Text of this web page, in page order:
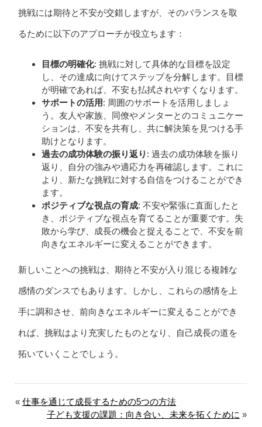
挑戦には期待と不安が交錯しますが、そのバランスを取
るために以下のアプローチが役立ちます：
目標の明確化: 挑戦に対して具体的な目標を設定
し、その達成に向けてステップを分解します。目標
が明確であれば、不安も払拭されやすくなります。
サポートの活用: 周囲のサポートを活用しましょ
う。友人や家族、同僚やメンターとのコミュニケー
ションは、不安を共有し、共に解決策を見つける手
助けとなります。
過去の成功体験の振り返り : 過去の成功体験を振り
返り、自分の強みや適応力を再確認します。これに
より、新たな挑戦に対する自信をつけることができ
ます。
ポジティブな視点の育成: 不安や緊張に直面したと
き、ポジティブな視点を育てることが重要です。失
敗から学び、成長の機会と捉えることで、不安を前
向きなエネルギーに変えることができます。
新しいことへの挑戦は、期待と不安が入り混じる複雑な
感情のダンスでもあります。しかし、これらの感情を上
手に調和させ、前向きなエネルギーに変えることができ
れば、挑戦はより充実したものとなり、自己成長の道を
拓いていくことでしょう。
«仕事を通じて成長するための5つの方法
子ども支援の課題：向き合い、未来を拓くために »